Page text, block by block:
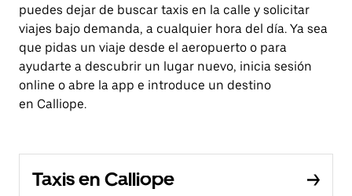
puedes dejar de buscar taxis en la calle y solicitar
viajes bajo demanda, a cualquier hora del día. Ya sea
que pidas un viaje desde el aeropuerto o para
ayudarte a descubrir un lugar nuevo, inicia sesión
online o abre la app e introduce un destino
en Calliope.
Taxis en Calliope